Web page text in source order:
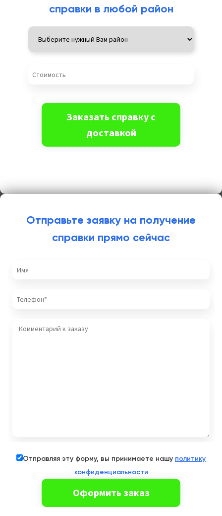
справки в любой район
Отправьте заявку на получение
справки прямо сейчас
Отправляя эту форму, вы принимаете нашу политику
конфиденциальности